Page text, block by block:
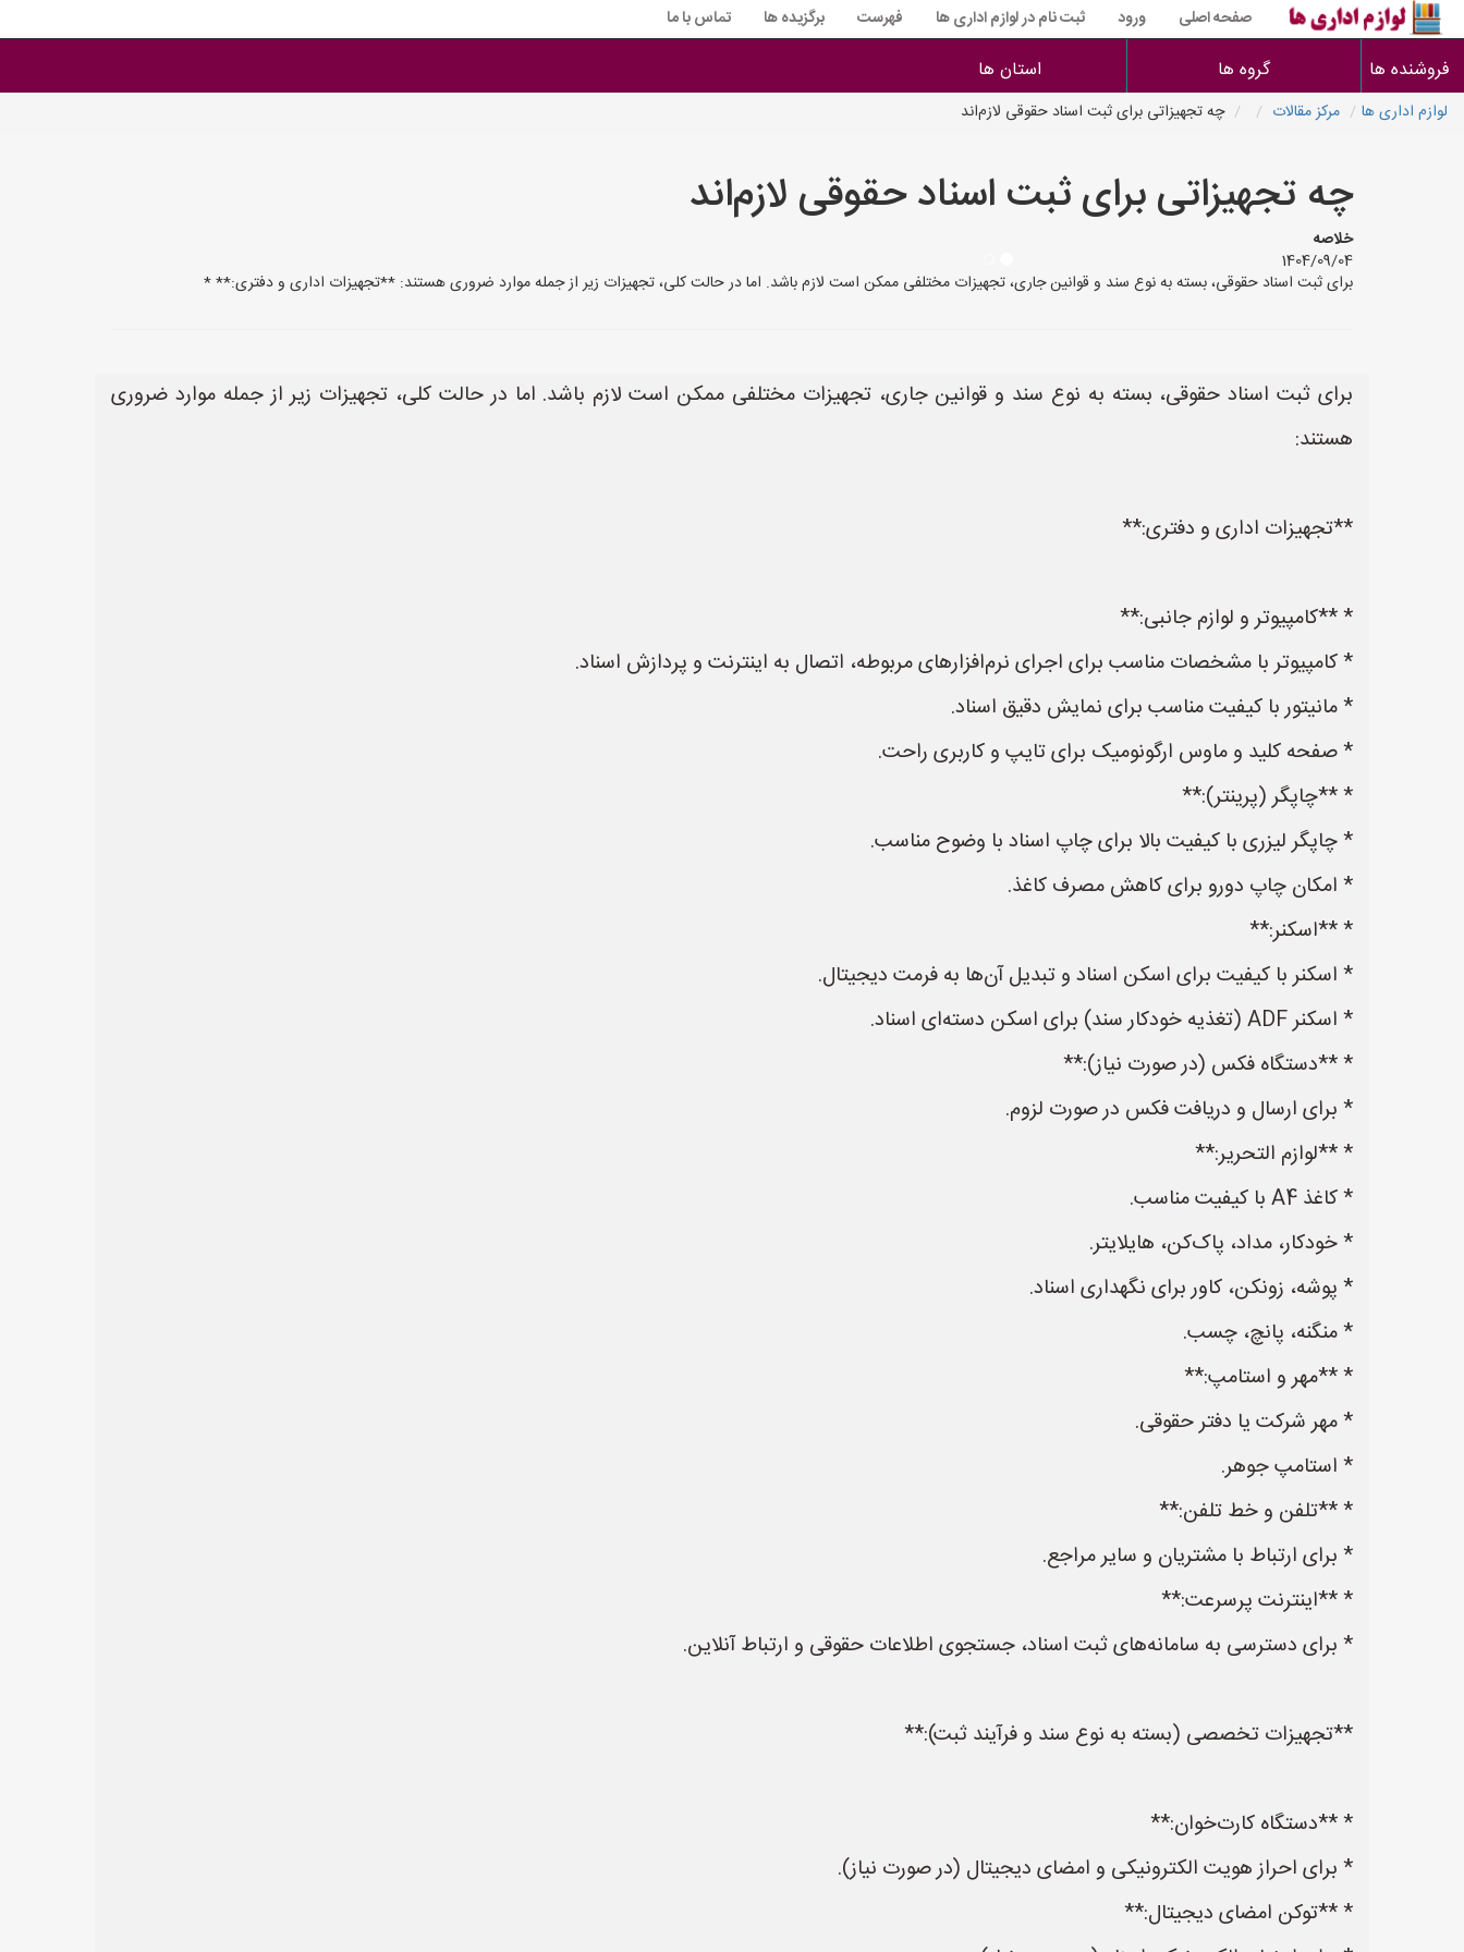
صفحه اصلی ورود ثبت نام در لوازم اداری ها فهرست برگزیده ها تماس با ما
فروشنده ها گروه ها استان ها
لوازم اداری ها مرکز مقالات چه تجهیزاتی برای ثبت اسناد حقوقی لازم‌اند
چه تجهیزاتی برای ثبت اسناد حقوقی لازم‌اند
خلاصه
1404/09/04
برای ثبت اسناد حقوقی، بسته به نوع سند و قوانین جاری، تجهیزات مختلفی ممکن است لازم باشد. اما در حالت کلی، تجهیزات زیر از جمله موارد ضروری هستند: **تجهیزات اداری و دفتری:** *
برای ثبت اسناد حقوقی، بسته به نوع سند و قوانین جاری، تجهیزات مختلفی ممکن است لازم باشد. اما در حالت کلی، تجهیزات زیر از جمله موارد ضروری
هستند:
**تجهیزات اداری و دفتری:**
* **کامپیوتر و لوازم جانبی:**
* کامپیوتر با مشخصات مناسب برای اجرای نرم‌افزارهای مربوطه، اتصال به اینترنت و پردازش اسناد.
* مانیتور با کیفیت مناسب برای نمایش دقیق اسناد.
* صفحه کلید و ماوس ارگونومیک برای تایپ و کاربری راحت.
* **چاپگر (پرینتر):**
* چاپگر لیزری با کیفیت بالا برای چاپ اسناد با وضوح مناسب.
* امکان چاپ دورو برای کاهش مصرف کاغذ.
* **اسکنر:**
* اسکنر با کیفیت برای اسکن اسناد و تبدیل آن‌ها به فرمت دیجیتال.
* اسکنر ADF (تغذیه خودکار سند) برای اسکن دسته‌ای اسناد.
* **دستگاه فکس (در صورت نیاز):**
* برای ارسال و دریافت فکس در صورت لزوم.
* **لوازم التحریر:**
* کاغذ A4 با کیفیت مناسب.
* خودکار، مداد، پاک‌کن، هایلایتر.
* پوشه، زونکن، کاور برای نگهداری اسناد.
* منگنه، پانچ، چسب.
* **مهر و استامپ:**
* مهر شرکت یا دفتر حقوقی.
* استامپ جوهر.
* **تلفن و خط تلفن:**
* برای ارتباط با مشتریان و سایر مراجع.
* **اینترنت پرسرعت:**
* برای دسترسی به سامانه‌های ثبت اسناد، جستجوی اطلاعات حقوقی و ارتباط آنلاین.
**تجهیزات تخصصی (بسته به نوع سند و فرآیند ثبت):**
* **دستگاه کارت‌خوان:**
* برای احراز هویت الکترونیکی و امضای دیجیتال (در صورت نیاز).
* **توکن امضای دیجیتال:**